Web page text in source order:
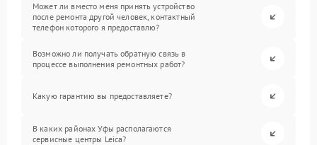
Может ли вместо меня принять устройство
после ремонта другой человек, контактный
телефон которого я предоставлю?
Возможно ли получать обратную связь в
процессе выполнения ремонтных работ?
Какую гарантию вы предоставляете?
В каких районах Уфы располагаются
сервисные центры Leica?